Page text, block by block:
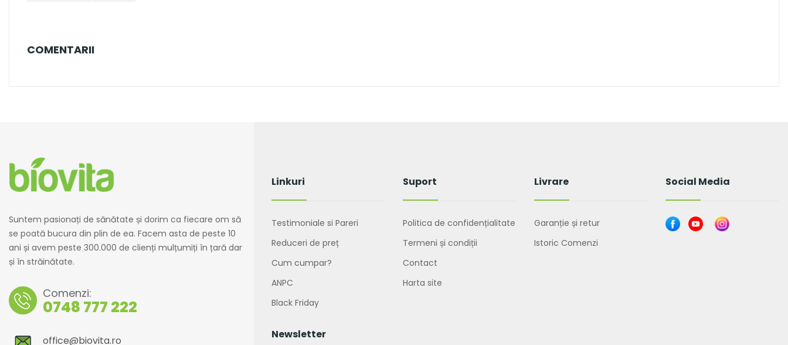
COMENTARII
Suntem pasionați de sănătate și dorim ca fiecare om să
se poată bucura din plin de ea. Facem asta de peste 10
ani și avem peste 300.000 de clienți mulțumiți în țară dar
și în străinătate.
Comenzi:
0748 777 222
office@biovita.ro
Linkuri
Testimoniale si Pareri
Reduceri de preț
Cum cumpar?
ANPC
Black Friday
Suport
Politica de confidențialitate
Termeni și condiții
Contact
Harta site
Livrare
Garanție și retur
Istoric Comenzi
Social Media
Newsletter